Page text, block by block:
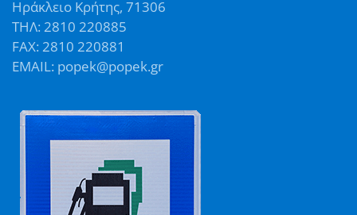
Ηράκλειο Κρήτης, 71306
ΤΗΛ: 2810 220885
FAX: 2810 220881
EMAIL: popek@popek.gr